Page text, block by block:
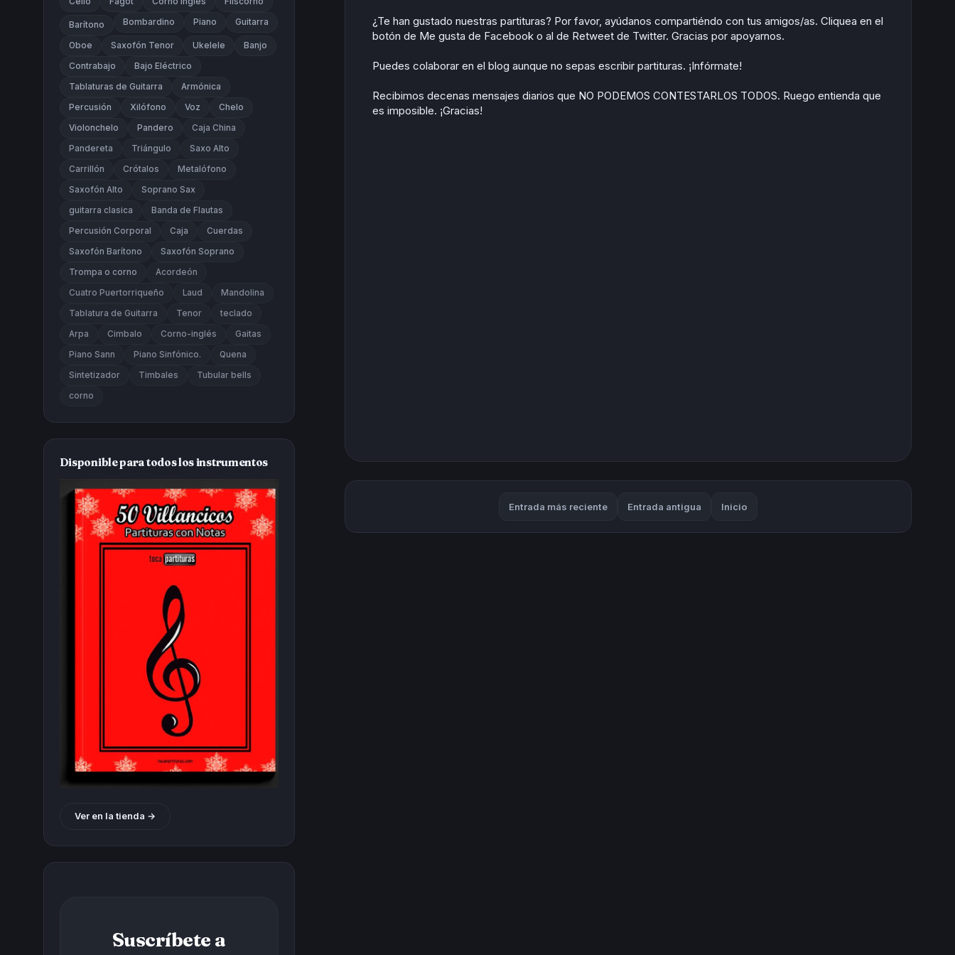
¿Te han gustado nuestras partituras? Por favor, ayúdanos compartiéndo con tus amigos/as. Cliquea en el
botón de Me gusta de Facebook o al de Retweet de Twitter. Gracias por apoyarnos.
Puedes colaborar en el blog aunque no sepas escribir partituras. ¡Infórmate!
Recibimos decenas mensajes diarios que NO PODEMOS CONTESTARLOS TODOS. Ruego entienda que
es imposible. ¡Gracias!
Entrada más reciente Entrada antigua Inicio
Barítono Bombardino Piano Guitarra
Oboe Saxofón Tenor Ukelele Banjo
Contrabajo Bajo Eléctrico
Tablaturas de Guitarra Armónica
Percusión Xilófono Voz Chelo
Violonchelo Pandero Caja China
Pandereta Triángulo Saxo Alto
Carrillón Crótalos Metalófono
Saxofón Alto Soprano Sax
guitarra clasica Banda de Flautas
Percusión Corporal Caja Cuerdas
Saxofón Barítono Saxofón Soprano
Trompa o corno Acordeón
Cuatro Puertorriqueño Laud Mandolina
Tablatura de Guitarra Tenor teclado
Arpa Cimbalo Corno-inglés Gaitas
Piano Sann Piano Sinfónico. Quena
Sintetizador Timbales Tubular bells
corno
Disponible para todos los instrumentos
Ver en la tienda →
Suscríbete a